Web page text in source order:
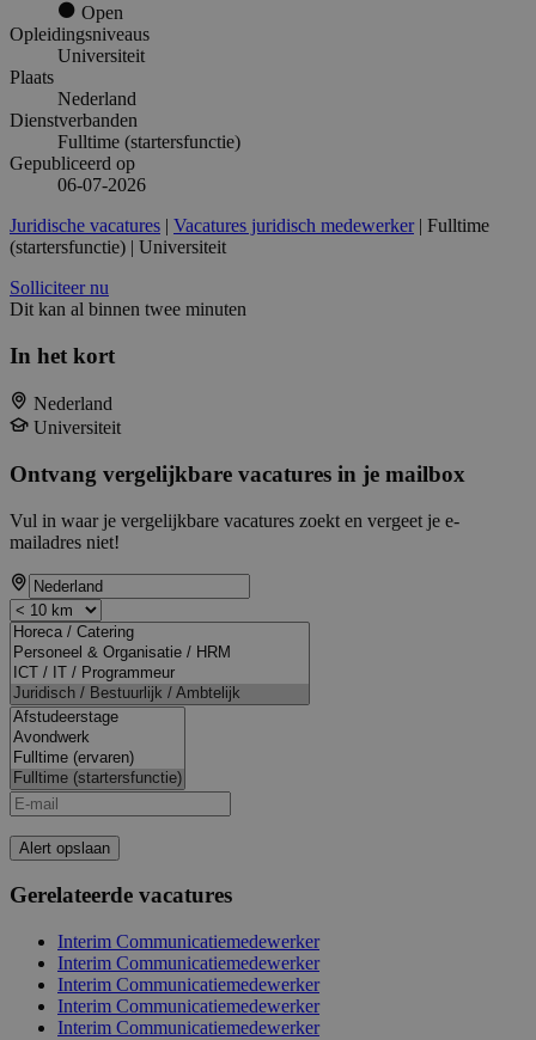
Open
Opleidingsniveaus
Universiteit
Plaats
Nederland
Dienstverbanden
Fulltime (startersfunctie)
Gepubliceerd op
06-07-2026
Juridische vacatures | Vacatures juridisch medewerker| Fulltime
(startersfunctie) | Universiteit
Solliciteer nu
Dit kan al binnen twee minuten
In het kort
Nederland
Universiteit
Ontvang vergelijkbare vacatures in je mailbox
Vul in waar je vergelijkbare vacatures zoekt en vergeet je e-
mailadres niet!
Alert opslaan
Gerelateerde vacatures
Interim Communicatiemedewerker
Interim Communicatiemedewerker
Interim Communicatiemedewerker
Interim Communicatiemedewerker
Interim Communicatiemedewerker